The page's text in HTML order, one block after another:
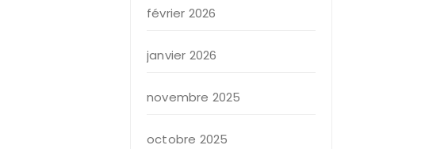
février 2026
janvier 2026
novembre 2025
octobre 2025